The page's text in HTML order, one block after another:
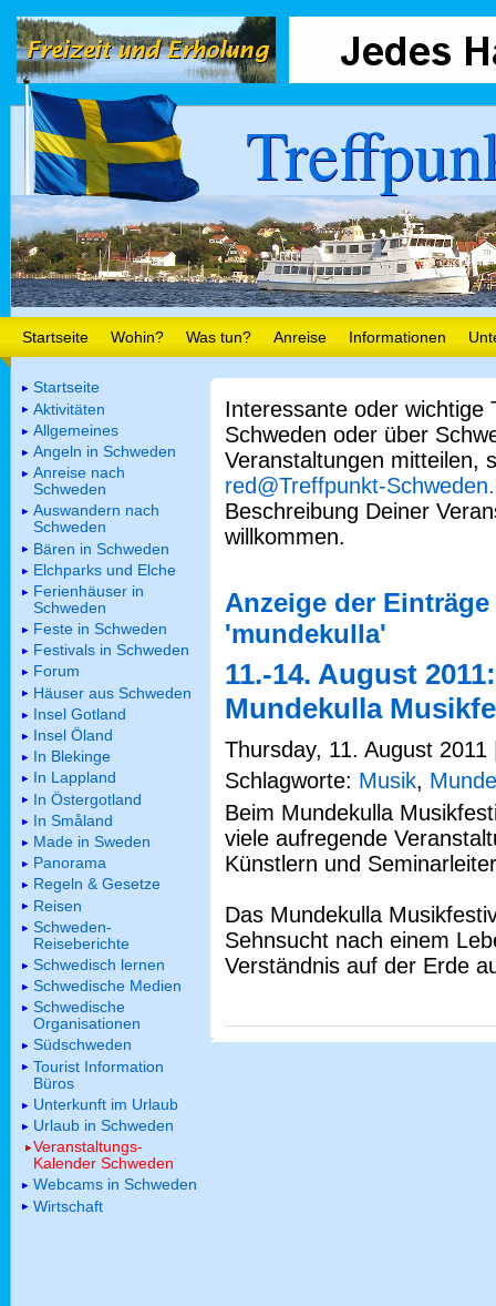
Startseite Wohin? Was tun? Anreise Informationen
Interessante oder wichtige
Schweden oder über
Veranstaltungen mitteilen,
red@Treffpunkt-
Beschreibung Deiner
willkommen.
Anzeige der
'mundekulla'
11.-14. August
Mundekulla
Thursday, 11. August
Schlagworte: Musik,
Beim Mundekulla
viele aufregende
Künstlern und
Das Mundekulla
Sehnsucht nach einem
Verständnis auf der Erde
Startseite
Aktivitäten
Allgemeines
Angeln in Schweden
Anreise nach
Schweden
Auswandern nach
Schweden
Bären in Schweden
Elchparks und Elche
Ferienhäuser in
Schweden
Feste in Schweden
Festivals in Schweden
Forum
Häuser aus Schweden
Insel Gotland
Insel Öland
In Blekinge
In Lappland
In Östergotland
In Småland
Made in Sweden
Panorama
Regeln & Gesetze
Reisen
Schweden-
Reiseberichte
Schwedisch lernen
Schwedische Medien
Schwedische
Organisationen
Südschweden
Tourist Information
Büros
Unterkunft im Urlaub
Urlaub in Schweden
Veranstaltungs-
Kalender Schweden
Webcams in Schweden
Wirtschaft